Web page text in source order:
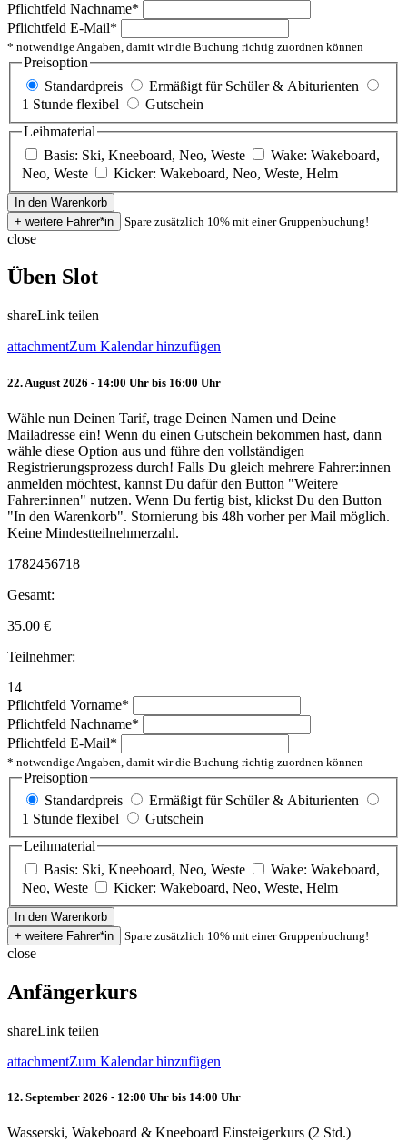
Pflichtfeld Nachname*
Pflichtfeld E-Mail*
* notwendige Angaben, damit wir die Buchung richtig zuordnen können
Preisoption
Standardpreis
Ermäßigt für Schüler & Abiturienten
1 Stunde flexibel
Gutschein
Leihmaterial
Basis: Ski, Kneeboard, Neo, Weste
Wake: Wakeboard,
Neo, Weste
Kicker: Wakeboard, Neo, Weste, Helm
Spare zusätzlich 10% mit einer Gruppenbuchung!
close
Üben Slot
shareLink teilen
attachmentZum Kalendar hinzufügen
22. August 2026 - 14:00 Uhr bis 16:00 Uhr
Wähle nun Deinen Tarif, trage Deinen Namen und Deine
Mailadresse ein! Wenn du einen Gutschein bekommen hast, dann
wähle diese Option aus und führe den vollständigen
Registrierungsprozess durch! Falls Du gleich mehrere Fahrer:innen
anmelden möchtest, kannst Du dafür den Button "Weitere
Fahrer:innen" nutzen. Wenn Du fertig bist, klickst Du den Button
"In den Warenkorb". Stornierung bis 48h vorher per Mail möglich.
Keine Mindestteilnehmerzahl.
1782456718
Gesamt:
35.00 €
Teilnehmer:
14
Pflichtfeld Vorname*
Pflichtfeld Nachname*
Pflichtfeld E-Mail*
* notwendige Angaben, damit wir die Buchung richtig zuordnen können
Preisoption
Standardpreis
Ermäßigt für Schüler & Abiturienten
1 Stunde flexibel
Gutschein
Leihmaterial
Basis: Ski, Kneeboard, Neo, Weste
Wake: Wakeboard,
Neo, Weste
Kicker: Wakeboard, Neo, Weste, Helm
Spare zusätzlich 10% mit einer Gruppenbuchung!
close
Anfängerkurs
shareLink teilen
attachmentZum Kalendar hinzufügen
12. September 2026 - 12:00 Uhr bis 14:00 Uhr
Wasserski, Wakeboard & Kneeboard Einsteigerkurs (2 Std.)